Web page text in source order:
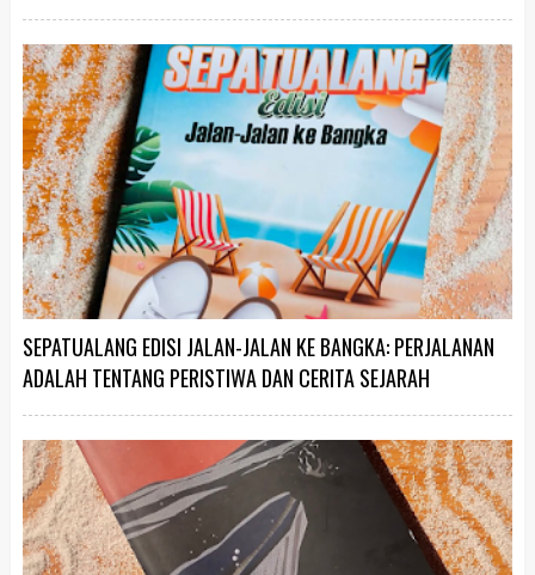
SEPATUALANG EDISI JALAN-JALAN KE BANGKA: PERJALANAN
ADALAH TENTANG PERISTIWA DAN CERITA SEJARAH